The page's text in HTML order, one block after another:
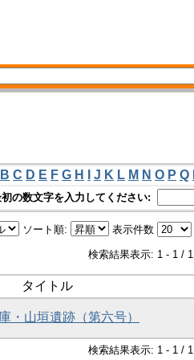
B C D E F G H J K L M N O P Q
の数文字を入力してください:
ソート順: 表示件数
検索結果表示: 1 - 1 / 1
タイトル
山垣遺跡（第六号）
検索結果表示: 1 - 1 / 1